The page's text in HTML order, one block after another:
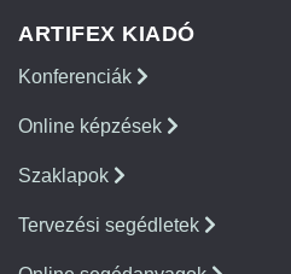
ARTIFEX KIADÓ
Konferenciák
Online képzések
Szaklapok
Tervezési segédletek